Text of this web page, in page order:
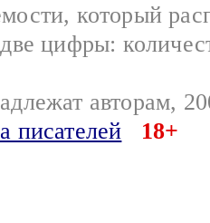
который
цифры:
авторам,
писателей
18+